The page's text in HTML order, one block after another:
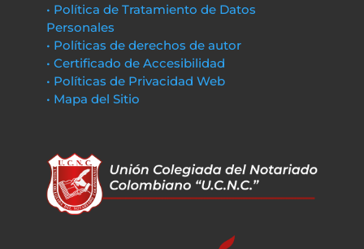
• Política de Tratamiento de Datos
Personales
• Políticas de derechos de autor
• Certificado de Accesibilidad
• Políticas de Privacidad Web
• Mapa del Sitio